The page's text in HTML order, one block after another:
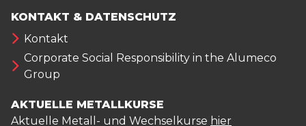
KONTAKT & DATENSCHUTZ
Kontakt
Corporate Social Responsibility in the Alumeco
Group
AKTUELLE METALLKURSE
Aktuelle Metall- und Wechselkurse hier